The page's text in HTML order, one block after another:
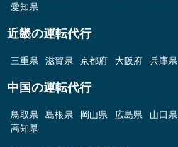
愛知県
近畿の運転代行
三重県 滋賀県 京都府 大阪府 兵庫県
中国の運転代行
鳥取県 島根県 岡山県 広島県 山口県
高知県